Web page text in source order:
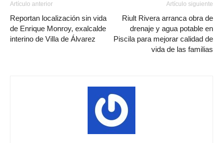
Artículo anterior
Reportan localización sin vida
de Enrique Monroy, exalcalde
interino de Villa de Álvarez
Artículo siguiente
Riult Rivera arranca obra de
drenaje y agua potable en
Piscila para mejorar calidad de
vida de las familias